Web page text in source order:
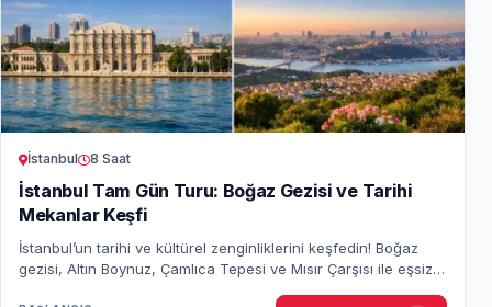
İstanbul 8 Saat
İstanbul Tam Gün Turu: Boğaz Gezisi ve Tarihi
Mekanlar Keşfi
İstanbul’un tarihi ve kültürel zenginliklerini keşfedin! Boğaz
gezisi, Altın Boynuz, Çamlıca Tepesi ve Mısır Çarşısı ile eşsiz